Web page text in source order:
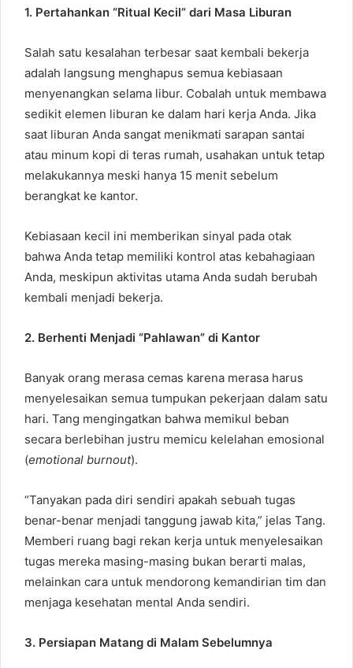
1. Pertahankan “Ritual Kecil” dari Masa Liburan
Salah satu kesalahan terbesar saat kembali bekerja
adalah langsung menghapus semua kebiasaan
menyenangkan selama libur. Cobalah untuk membawa
sedikit elemen liburan ke dalam hari kerja Anda. Jika
saat liburan Anda sangat menikmati sarapan santai
atau minum kopi di teras rumah, usahakan untuk tetap
melakukannya meski hanya 15 menit sebelum
berangkat ke kantor.
Kebiasaan kecil ini memberikan sinyal pada otak
bahwa Anda tetap memiliki kontrol atas kebahagiaan
Anda, meskipun aktivitas utama Anda sudah berubah
kembali menjadi bekerja.
2. Berhenti Menjadi “Pahlawan” di Kantor
Banyak orang merasa cemas karena merasa harus
menyelesaikan semua tumpukan pekerjaan dalam satu
hari. Tang mengingatkan bahwa memikul beban
secara berlebihan justru memicu kelelahan emosional
(emotional burnout).
“Tanyakan pada diri sendiri apakah sebuah tugas
benar-benar menjadi tanggung jawab kita,” jelas Tang.
Memberi ruang bagi rekan kerja untuk menyelesaikan
tugas mereka masing-masing bukan berarti malas,
melainkan cara untuk mendorong kemandirian tim dan
menjaga kesehatan mental Anda sendiri.
3. Persiapan Matang di Malam Sebelumnya